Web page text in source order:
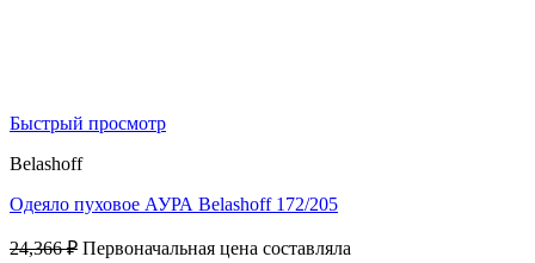
Быстрый просмотр
Belashoff
Одеяло пуховое АУРА Belashoff 172/205
24,366₽ Первоначальная цена составляла